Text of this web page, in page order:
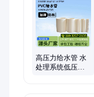
套管、渗水管、电
污管、雨水管、渗
高压力给水管 水
处理系统低压管